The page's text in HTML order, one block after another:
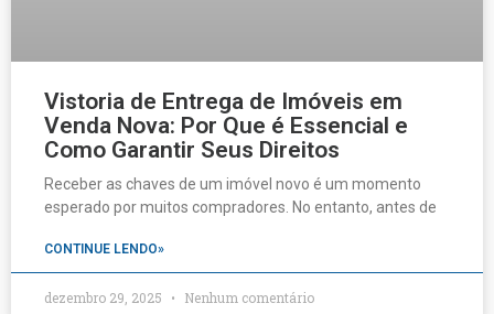
Vistoria de Entrega de Imóveis em
Venda Nova: Por Que é Essencial e
Como Garantir Seus Direitos
Receber as chaves de um imóvel novo é um momento
esperado por muitos compradores. No entanto, antes de
CONTINUE LENDO»
dezembro 29, 2025 Nenhum comentário